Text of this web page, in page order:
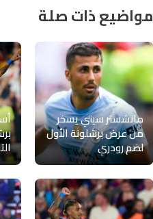
مواضيع ذات صلة
مانشستر سيتي يسخر
من عرض برشلونة الأول
لضم رودري